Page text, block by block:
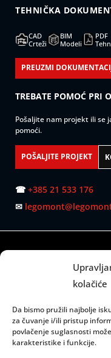
kolačiće
Da bismo pružili najbolje
za čuvanje i/ili pristup
povlačenje suglasnosti
karakteristike i funkcije.
TEHNIČKA
CAD
Crteži
BIM
Modeli
PDF
PREUZMI
TREBATE POMOĆ PRI
Pošaljite nam projekt ili se
pomoći.
POŠALJITE PROJEKT
☎ +385 21 533 176
✉
Ponedjeljak